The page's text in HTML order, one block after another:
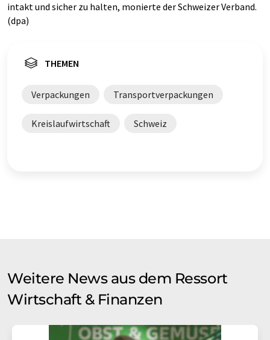
intakt und sicher zu halten, monierte der Schweizer Verband.
(dpa)
THEMEN
Verpackungen Transportverpackungen
Kreislaufwirtschaft Schweiz
Weitere News aus dem Ressort
Wirtschaft & Finanzen